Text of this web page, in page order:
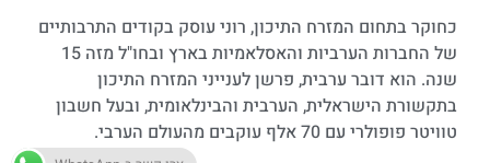
כחוקר בתחום המזרח התיכון, רוני עוסק בקודים התרבותיים
של החברות הערביות והאסלאמיות בארץ ובחו"ל מזה 15
שנה. הוא דובר ערבית, פרשן לענייני המזרח התיכון
בתקשורת הישראלית, הערבית והבינלאומית, ובעל חשבון
טוויטר פופולרי עם 70 אלף עוקבים מהעולם הערבי.